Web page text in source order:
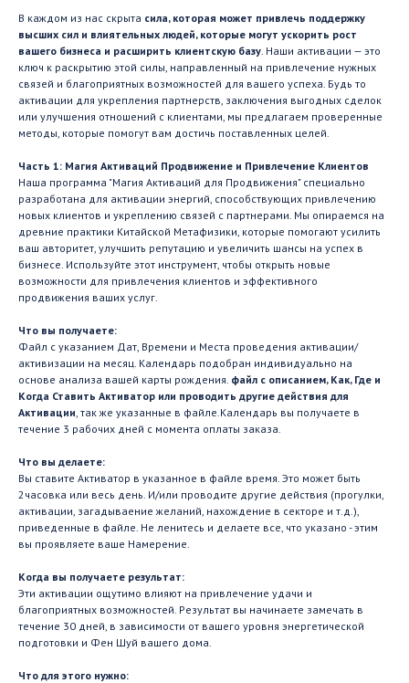
В каждом из нас скрыта сила, которая может привлечь поддержку
высших сил и влиятельных людей, которые могут ускорить рост
вашего бизнеса и расширить клиентскую базу . Наши активации — это
ключ к раскрытию этой силы, направленный на привлечение нужных
связей и благоприятных возможностей для вашего успеха. Будь то
активации для укрепления партнерств, заключения выгодных сделок
или улучшения отношений с клиентами, мы предлагаем проверенные
методы, которые помогут вам достичь поставленных целей.
Часть 1: Магия Активаций Продвижение и Привлечение Клиентов
Наша программа "Магия Активаций для Продвижения" специально
разработана для активации энергий, способствующих привлечению
новых клиентов и укреплению связей с партнерами. Мы опираемся на
древние практики Китайской Метафизики, которые помогают усилить
ваш авторитет, улучшить репутацию и увеличить шансы на успех в
бизнесе. Используйте этот инструмент, чтобы открыть новые
возможности для привлечения клиентов и эффективного
продвижения ваших услуг.
Что вы получаете:
Файл с указанием Дат, Времени и Места проведения активации/
активизации на месяц. Календарь подобран индивидуально на
основе анализа вашей карты рождения. файл с описанием, Как, Где и
Когда Ставить Активатор или проводить другие действия для
Активации , так же указанные в файле.Календарь вы получаете в
течение 3 рабочих дней с момента оплаты заказа.
Что вы делаете:
Вы ставите Активатор в указанное в файле время. Это может быть
2часовка или весь день. И/или проводите другие действия (прогулки,
активации, загадываение желаний, нахождение в секторе и т.д.),
приведенные в файле. Не ленитесь и делаете все, что указано - этим
вы проявляете ваше Намерение.
Когда вы получаете результат:
Эти активации ощутимо влияют на привлечение удачи и
благоприятных возможностей. Результат вы начинаете замечать в
течение 30 дней, в зависимости от вашего уровня энергетической
подготовки и Фен Шуй вашего дома.
Что для этого нужно: